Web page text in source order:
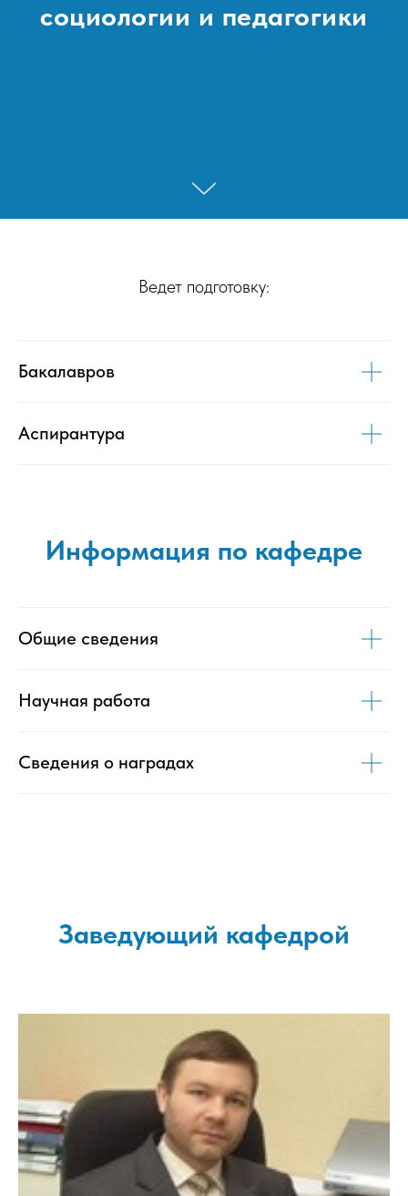
социологии и педагогики
Ведет подготовку:
Бакалавров
Аспирантура
Информация по кафедре
Общие сведения
Научная работа
Сведения о наградах
Заведующий кафедрой